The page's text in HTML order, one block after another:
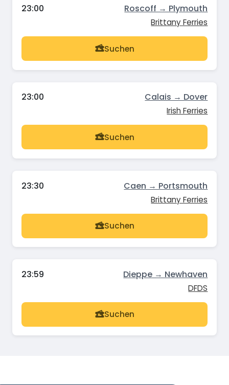
23:00 Roscoff → Plymouth
Brittany Ferries
Suchen
23:00 Calais → Dover
Irish Ferries
Suchen
23:30 Caen → Portsmouth
Brittany Ferries
Suchen
23:59 Dieppe → Newhaven
DFDS
Suchen